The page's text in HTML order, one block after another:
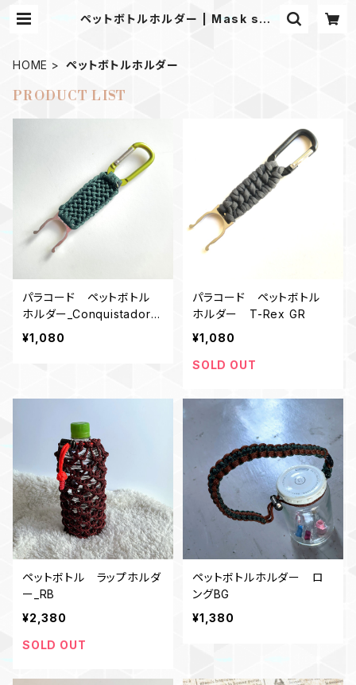
ペットボトルホルダー | Mask sho
HOME ペットボトルホルダー
PRODUCT LIST
パラコード ペットボトル
ホルダー_Conquistador_
Gr
¥1,080
パラコード ペットボトル
ホルダー T-Rex GR
¥1,080
SOLD OUT
ペットボトル ラップホルダ
ー_RB
¥2,380
SOLD OUT
ペットボトルホルダー ロ
ングBG
¥1,380